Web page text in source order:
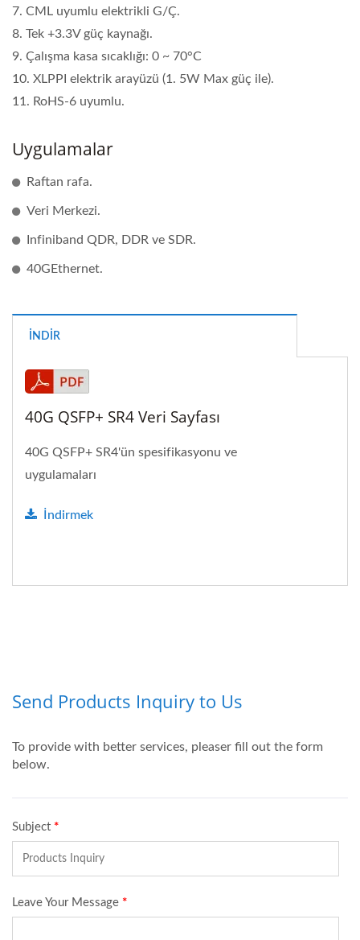
7. CML uyumlu elektrikli G/Ç.
8. Tek +3.3V güç kaynağı.
9. Çalışma kasa sıcaklığı: 0 ~ 70°C
10. XLPPI elektrik arayüzü (1. 5W Max güç ile).
11. RoHS-6 uyumlu.
Uygulamalar
Raftan rafa.
Veri Merkezi.
Infiniband QDR, DDR ve SDR.
40GEthernet.
İNDIR
40G QSFP+ SR4 Veri Sayfası
40G QSFP+ SR4'ün spesifikasyonu ve
uygulamaları
İndirmek